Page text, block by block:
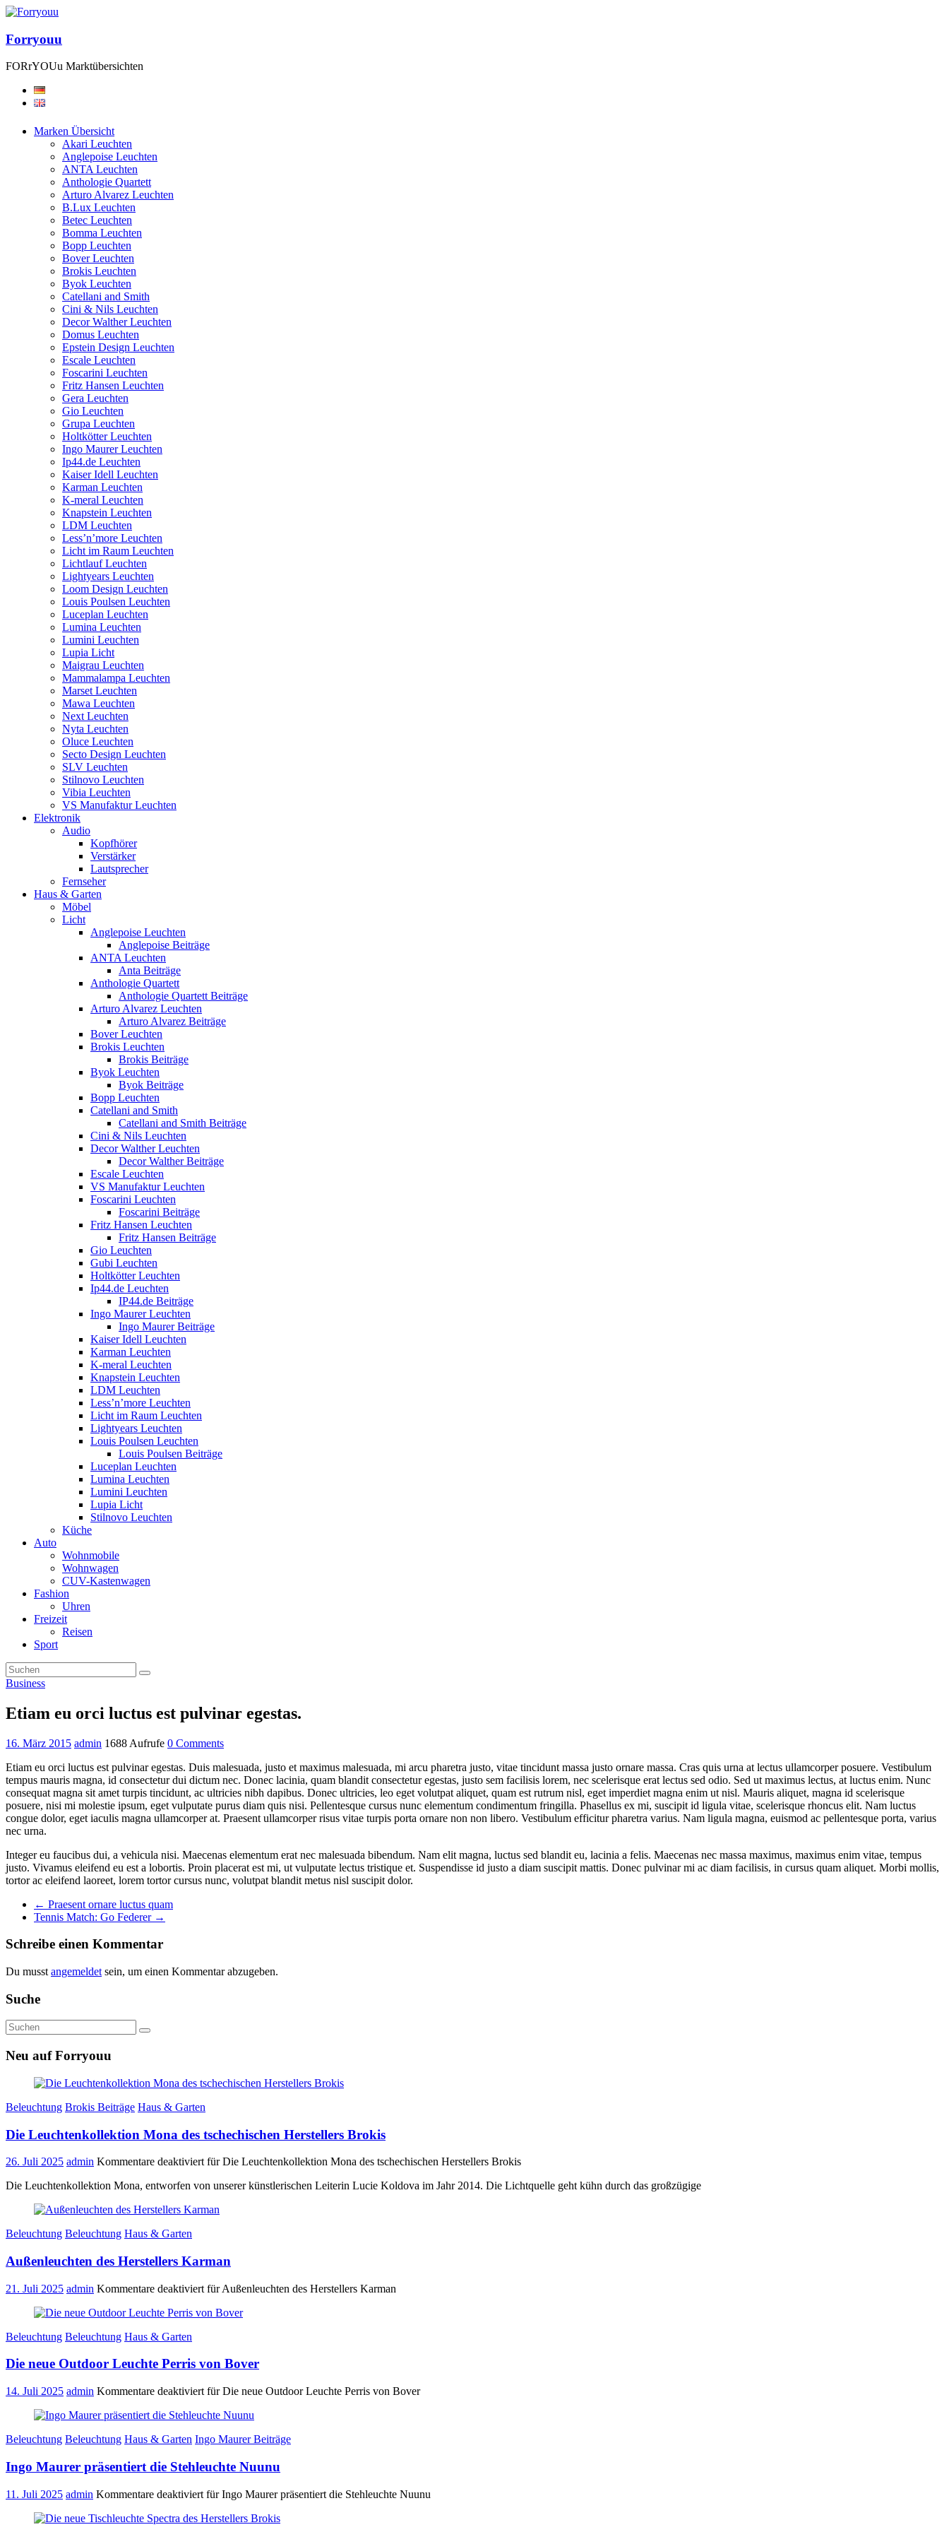
Forryouu
FORrYOUu Marktübersichten
Marken Übersicht
Akari Leuchten
Anglepoise Leuchten
ANTA Leuchten
Anthologie Quartett
Arturo Alvarez Leuchten
B.Lux Leuchten
Betec Leuchten
Bomma Leuchten
Bopp Leuchten
Bover Leuchten
Brokis Leuchten
Byok Leuchten
Catellani and Smith
Cini & Nils Leuchten
Decor Walther Leuchten
Domus Leuchten
Epstein Design Leuchten
Escale Leuchten
Foscarini Leuchten
Fritz Hansen Leuchten
Gera Leuchten
Gio Leuchten
Grupa Leuchten
Holtkötter Leuchten
Ingo Maurer Leuchten
Ip44.de Leuchten
Kaiser Idell Leuchten
Karman Leuchten
K-meral Leuchten
Knapstein Leuchten
LDM Leuchten
Less’n’more Leuchten
Licht im Raum Leuchten
Lichtlauf Leuchten
Lightyears Leuchten
Loom Design Leuchten
Louis Poulsen Leuchten
Luceplan Leuchten
Lumina Leuchten
Lumini Leuchten
Lupia Licht
Maigrau Leuchten
Mammalampa Leuchten
Marset Leuchten
Mawa Leuchten
Next Leuchten
Nyta Leuchten
Oluce Leuchten
Secto Design Leuchten
SLV Leuchten
Stilnovo Leuchten
Vibia Leuchten
VS Manufaktur Leuchten
Elektronik
Audio
Kopfhörer
Verstärker
Lautsprecher
Fernseher
Haus & Garten
Möbel
Licht
Anglepoise Leuchten
Anglepoise Beiträge
ANTA Leuchten
Anta Beiträge
Anthologie Quartett
Anthologie Quartett Beiträge
Arturo Alvarez Leuchten
Arturo Alvarez Beiträge
Bover Leuchten
Brokis Leuchten
Brokis Beiträge
Byok Leuchten
Byok Beiträge
Bopp Leuchten
Catellani and Smith
Catellani and Smith Beiträge
Cini & Nils Leuchten
Decor Walther Leuchten
Decor Walther Beiträge
Escale Leuchten
VS Manufaktur Leuchten
Foscarini Leuchten
Foscarini Beiträge
Fritz Hansen Leuchten
Fritz Hansen Beiträge
Gio Leuchten
Gubi Leuchten
Holtkötter Leuchten
Ip44.de Leuchten
IP44.de Beiträge
Ingo Maurer Leuchten
Ingo Maurer Beiträge
Kaiser Idell Leuchten
Karman Leuchten
K-meral Leuchten
Knapstein Leuchten
LDM Leuchten
Less’n’more Leuchten
Licht im Raum Leuchten
Lightyears Leuchten
Louis Poulsen Leuchten
Louis Poulsen Beiträge
Luceplan Leuchten
Lumina Leuchten
Lumini Leuchten
Lupia Licht
Stilnovo Leuchten
Küche
Auto
Wohnmobile
Wohnwagen
CUV-Kastenwagen
Fashion
Uhren
Freizeit
Reisen
Sport
Business
Etiam eu orci luctus est pulvinar egestas.
16. März 2015 admin 1688 Aufrufe 0 Comments
Etiam eu orci luctus est pulvinar egestas. Duis malesuada, justo et maximus malesuada, mi arcu pharetra justo, vitae tincidunt massa justo ornare massa. Cras quis urna at lectus ullamcorper posuere. Vestibulum
tempus mauris magna, id consectetur dui dictum nec. Donec lacinia, quam blandit consectetur egestas, justo sem facilisis lorem, nec scelerisque erat lectus sed odio. Sed ut maximus lectus, at luctus enim. Nunc
consequat magna sit amet turpis tincidunt, ac ultricies nibh dapibus. Donec ultricies, leo eget volutpat aliquet, quam est rutrum nisl, eget imperdiet magna enim ut nisl. Mauris aliquet, magna id scelerisque
posuere, nisi mi molestie ipsum, eget vulputate purus diam quis nisi. Pellentesque cursus nunc elementum condimentum fringilla. Phasellus ex mi, suscipit id ligula vitae, scelerisque rhoncus elit. Nam luctus
congue dolor, eget iaculis magna ullamcorper at. Praesent ullamcorper risus vitae turpis porta ornare non non libero. Vestibulum efficitur pharetra varius. Nam ligula magna, euismod ac pellentesque porta, varius
nec urna.
Integer eu faucibus dui, a vehicula nisi. Maecenas elementum erat nec malesuada bibendum. Nam elit magna, luctus sed blandit eu, lacinia a felis. Maecenas nec massa maximus, maximus enim vitae, tempus
justo. Vivamus eleifend eu est a lobortis. Proin placerat est mi, ut vulputate lectus tristique et. Suspendisse id justo a diam suscipit mattis. Donec pulvinar mi ac diam facilisis, in cursus quam aliquet. Morbi mollis,
tortor ac eleifend laoreet, lorem tortor cursus nunc, volutpat blandit metus nisl suscipit dolor.
← Praesent ornare luctus quam
Tennis Match: Go Federer →
Schreibe einen Kommentar
Du musst angemeldet sein, um einen Kommentar abzugeben.
Suche
Neu auf Forryouu
Beleuchtung Brokis Beiträge Haus & Garten
Die Leuchtenkollektion Mona des tschechischen Herstellers Brokis
26. Juli 2025 admin Kommentare deaktiviert für Die Leuchtenkollektion Mona des tschechischen Herstellers Brokis
Die Leuchtenkollektion Mona, entworfen von unserer künstlerischen Leiterin Lucie Koldova im Jahr 2014. Die Lichtquelle geht kühn durch das großzügige
Beleuchtung Beleuchtung Haus & Garten
Außenleuchten des Herstellers Karman
21. Juli 2025 admin Kommentare deaktiviert für Außenleuchten des Herstellers Karman
Beleuchtung Beleuchtung Haus & Garten
Die neue Outdoor Leuchte Perris von Bover
14. Juli 2025 admin Kommentare deaktiviert für Die neue Outdoor Leuchte Perris von Bover
Beleuchtung Beleuchtung Haus & Garten Ingo Maurer Beiträge
Ingo Maurer präsentiert die Stehleuchte Nuunu
11. Juli 2025 admin Kommentare deaktiviert für Ingo Maurer präsentiert die Stehleuchte Nuunu